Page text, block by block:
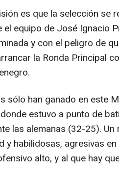
es que la selección se
el equipo de José Ignacio
y con el peligro de
la Ronda Principal
sólo han ganado en este
estuvo a punto de
las alemanas (32-25).
y habilidosas, agresivas
alto, y al que hay